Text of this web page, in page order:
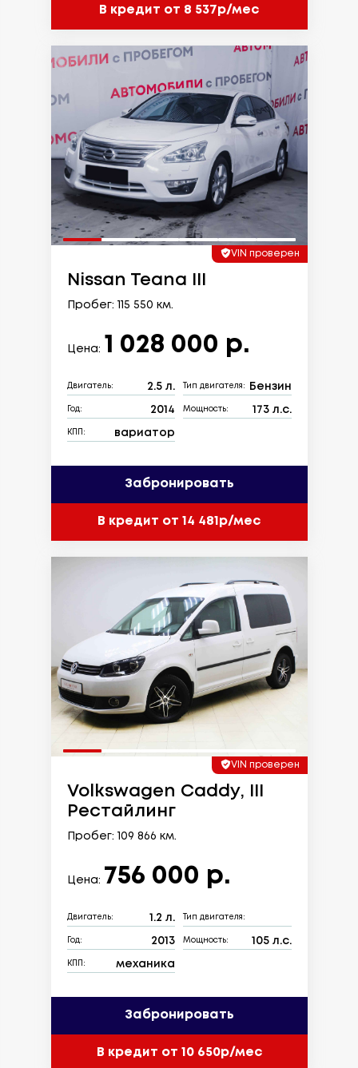
В кредит от 8 537р/мес
VIN проверен
Nissan Teana III
Пробег: 115 550 км.
Цена: 1 028 000 р.
Двигатель: 2.5 л. Тип двигателя: Бензин
Год: 2014 Мощность: 173 л.с.
КПП: вариатор
Забронировать
В кредит от 14 481р/мес
VIN проверен
Volkswagen Caddy, III
Рестайлинг
Пробег: 109 866 км.
Цена: 756 000 р.
Двигатель: 1.2 л. Тип двигателя:
Год: 2013 Мощность: 105 л.с.
КПП: механика
Забронировать
В кредит от 10 650р/мес